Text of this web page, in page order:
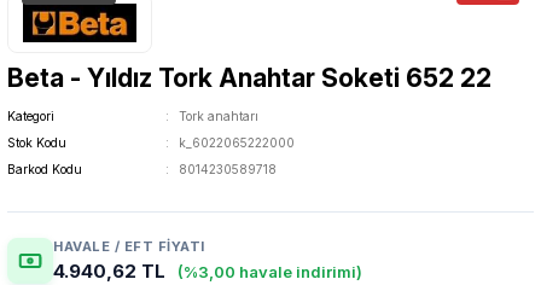
Beta - Yıldız Tork Anahtar Soketi 652 22
Kategori
Tork anahtarı
Stok Kodu
k_6022065222000
Barkod Kodu
8014230589718
HAVALE / EFT FIYATI
4.940,62 TL (%3,00 havale indirimi)